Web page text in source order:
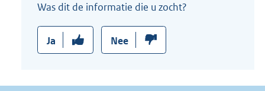
Was dit de informatie die u zocht?
Ja Nee